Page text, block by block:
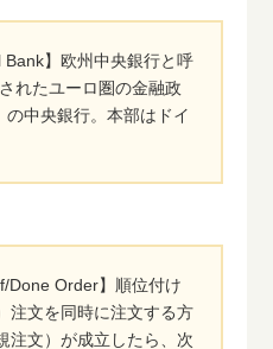
】欧州中央銀行と呼
れたユーロ圏の金融政
中央銀行。本部はドイ
Done Order】順位付け
注文を同時に注文する方
注文）が成立したら、次